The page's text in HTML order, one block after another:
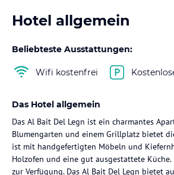
Hotel allgemein
Beliebteste Ausstattungen:
Wifi kostenfrei
Das Hotel allgemein
Das Al Bait Del Legn ist ein charmantes
Blumengarten und einem Grillplatz bietet
ist mit handgefertigten Möbeln und
Holzofen und eine gut ausgestattete
zur Verfügung. Das Al Bait Del Legn bietet